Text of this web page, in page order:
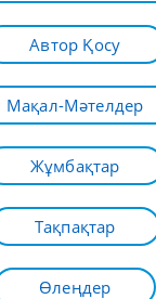
Автор Қосу
Мақал-Мәтелдер
Жұмбақтар
Тақпақтар
Өлеңдер